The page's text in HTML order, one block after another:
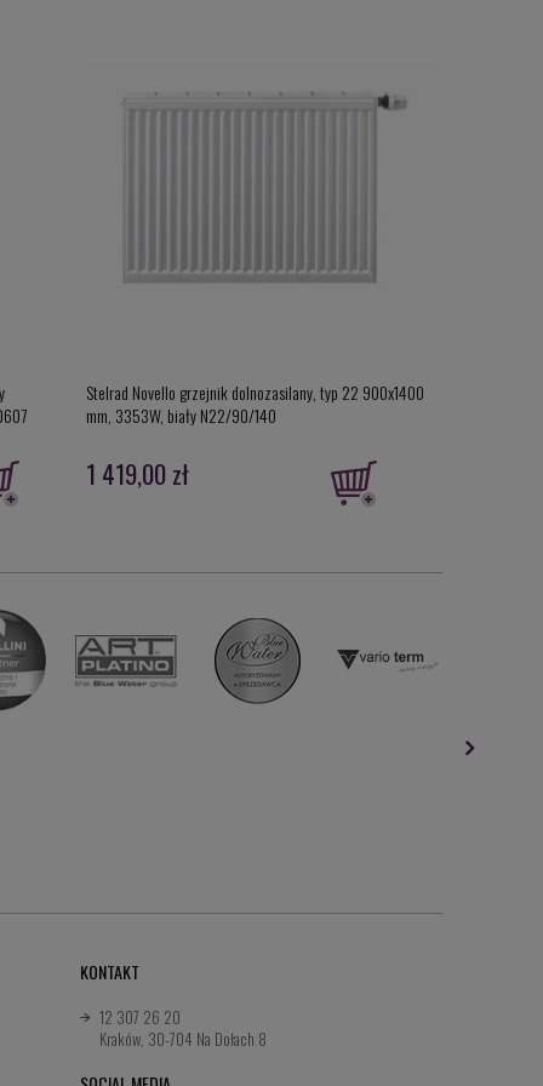
Stelrad Novello grzejnik dolnozasilany, typ 22 900x1400
mm, 3353W, biały N22/90/140
1 419,00 zł
KONTAKT
12 307 26 20
Kraków, 30-704 Na Dołach 8